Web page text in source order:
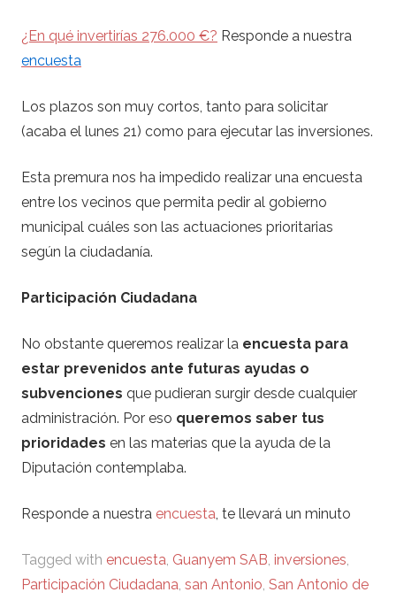
¿En qué invertirías 276.000 €? Responde a nuestra
encuesta
Los plazos son muy cortos, tanto para solicitar
(acaba el lunes 21) como para ejecutar las inversiones.
Esta premura nos ha impedido realizar una encuesta
entre los vecinos que permita pedir al gobierno
municipal cuáles son las actuaciones prioritarias
según la ciudadanía.
Participación Ciudadana
No obstante queremos realizar la encuesta para
estar prevenidos ante futuras ayudas o
subvenciones que pudieran surgir desde cualquier
administración. Por eso queremos saber tus
prioridades en las materias que la ayuda de la
Diputación contemplaba.
Responde a nuestra encuesta, te llevará un minuto
Tagged with encuesta, Guanyem SAB, inversiones,
Participación Ciudadana, san Antonio, San Antonio de